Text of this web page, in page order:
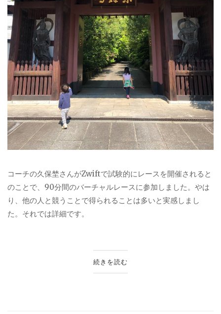
コーチの久保埜さんがZwiftで試験的にレースを開催されると
のことで、90分間のバーチャルレースに参加しました。やは
り、他の人と競うことで得られることは多いと実感しまし
た。それでは詳細です。
続きを読む